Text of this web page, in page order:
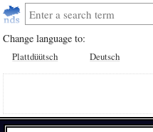
Change language to:
Plattdüütsch Deutsch